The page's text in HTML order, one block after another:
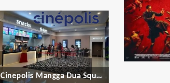
Cinepolis Mangga Dua Square